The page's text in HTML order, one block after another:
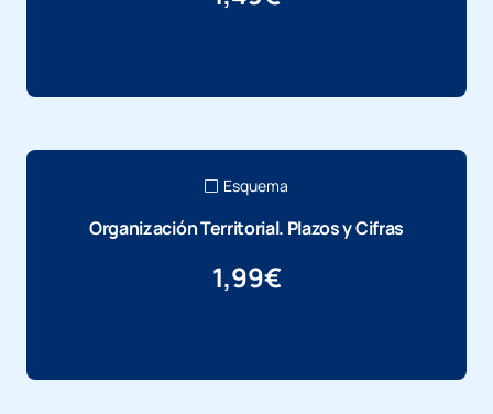
Esquema
Organización Territorial. Plazos y Cifras
1,99€